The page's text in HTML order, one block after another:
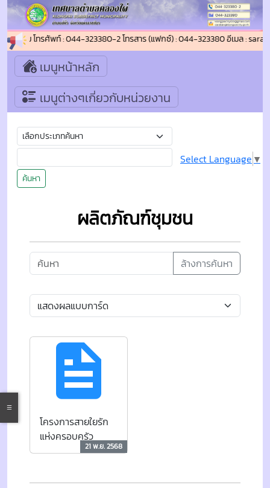
บถาม โทรศัพท์ : 044-323380-2 โทรสาร (แฟกซ์) : 044-323380 อีเมล :
เมนูหน้าหลัก
เมนูต่างๆเกี่ยวกับหน่วยงาน
ค้นหา
Select Language ▼
ผลิตภัณฑ์ชุมชน
ล้างการค้นหา
โครงการสายใยรัก
แห่งครอบครัว
21 พ.ย. 2568